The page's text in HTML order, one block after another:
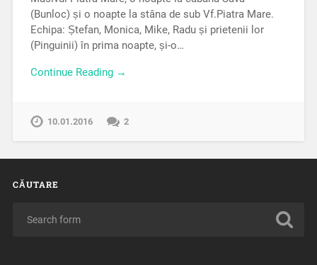
(Bunloc) și o noapte la stâna de sub Vf.Piatra Mare.
Echipa: Ștefan, Monica, Mike, Radu și prietenii lor
(Pinguinii) în prima noapte, și-o…
Continue Reading →
10.01.2016 2
CĂUTARE